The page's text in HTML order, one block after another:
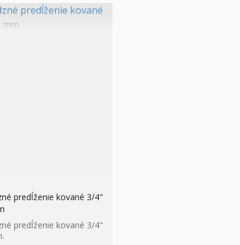
predĺženie kované 3/4"
predĺženie kované 3/4"